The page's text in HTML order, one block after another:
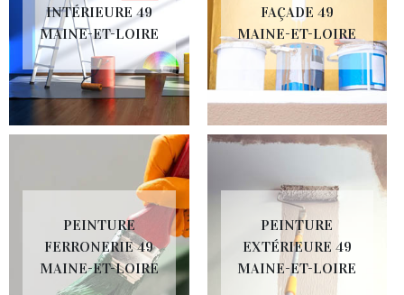
INTÉRIEURE 49
MAINE-ET-LOIRE
FAÇADE 49
MAINE-ET-LOIRE
PEINTURE
FERRONERIE 49
MAINE-ET-LOIRE
PEINTURE
EXTÉRIEURE 49
MAINE-ET-LOIRE